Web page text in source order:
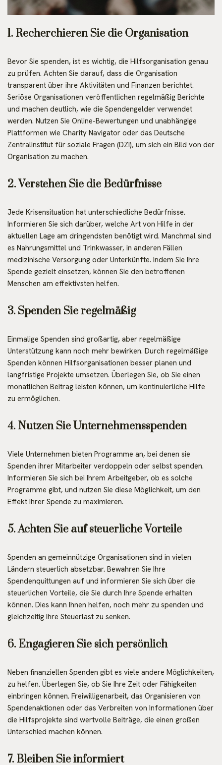
1. Recherchieren Sie die Organisation
Bevor Sie spenden, ist es wichtig, die Hilfsorganisation genau
zu prüfen. Achten Sie darauf, dass die Organisation
transparent über ihre Aktivitäten und Finanzen berichtet.
Seriöse Organisationen veröffentlichen regelmäßig Berichte
und machen deutlich, wie die Spendengelder verwendet
werden. Nutzen Sie Online-Bewertungen und unabhängige
Plattformen wie Charity Navigator oder das Deutsche
Zentralinstitut für soziale Fragen (DZI), um sich ein Bild von der
Organisation zu machen.
2. Verstehen Sie die Bedürfnisse
Jede Krisensituation hat unterschiedliche Bedürfnisse.
Informieren Sie sich darüber, welche Art von Hilfe in der
aktuellen Lage am dringendsten benötigt wird. Manchmal sind
es Nahrungsmittel und Trinkwasser, in anderen Fällen
medizinische Versorgung oder Unterkünfte. Indem Sie Ihre
Spende gezielt einsetzen, können Sie den betroffenen
Menschen am effektivsten helfen.
3. Spenden Sie regelmäßig
Einmalige Spenden sind großartig, aber regelmäßige
Unterstützung kann noch mehr bewirken. Durch regelmäßige
Spenden können Hilfsorganisationen besser planen und
langfristige Projekte umsetzen. Überlegen Sie, ob Sie einen
monatlichen Beitrag leisten können, um kontinuierliche Hilfe
zu ermöglichen.
4. Nutzen Sie Unternehmensspenden
Viele Unternehmen bieten Programme an, bei denen sie
Spenden ihrer Mitarbeiter verdoppeln oder selbst spenden.
Informieren Sie sich bei Ihrem Arbeitgeber, ob es solche
Programme gibt, und nutzen Sie diese Möglichkeit, um den
Effekt Ihrer Spende zu maximieren.
5. Achten Sie auf steuerliche Vorteile
Spenden an gemeinnützige Organisationen sind in vielen
Ländern steuerlich absetzbar. Bewahren Sie Ihre
Spendenquittungen auf und informieren Sie sich über die
steuerlichen Vorteile, die Sie durch Ihre Spende erhalten
können. Dies kann Ihnen helfen, noch mehr zu spenden und
gleichzeitig Ihre Steuerlast zu senken.
6. Engagieren Sie sich persönlich
Neben finanziellen Spenden gibt es viele andere Möglichkeiten,
zu helfen. Überlegen Sie, ob Sie Ihre Zeit oder Fähigkeiten
einbringen können. Freiwilligenarbeit, das Organisieren von
Spendenaktionen oder das Verbreiten von Informationen über
die Hilfsprojekte sind wertvolle Beiträge, die einen großen
Unterschied machen können.
7. Bleiben Sie informiert